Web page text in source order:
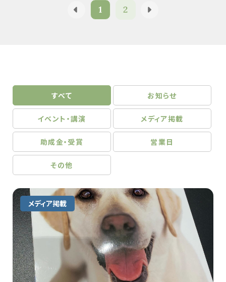
1 2
すべて お知らせ
イベント・講演 メディア掲載
助成金・受賞 営業日
その他
メディア掲載